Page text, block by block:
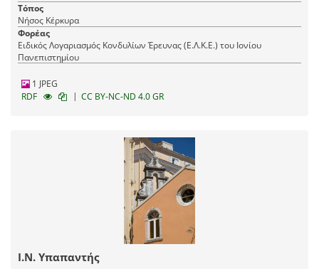
Τόπος
Νήσος Κέρκυρα
Φορέας
Ειδικός Λογαριασμός Κονδυλίων Έρευνας (Ε.Λ.Κ.Ε.) του Ιονίου
Πανεπιστημίου
1 JPEG
RDF
| CC BY-NC-ND 4.0 GR
Ι.Ν. Υπαπαντής